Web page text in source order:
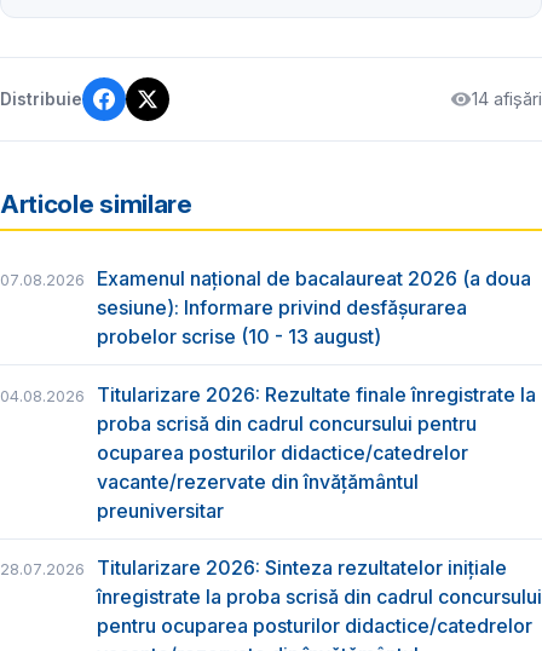
Distribuie 14 afișări
Articole similare
07.08.2026
Examenul național de bacalaureat 2026 (a doua
sesiune): Informare privind desfășurarea
probelor scrise (10 - 13 august)
04.08.2026
Titularizare 2026: Rezultate finale înregistrate la
proba scrisă din cadrul concursului pentru
ocuparea posturilor didactice/catedrelor
vacante/rezervate din învăţământul
preuniversitar
28.07.2026
Titularizare 2026: Sinteza rezultatelor inițiale
înregistrate la proba scrisă din cadrul concursului
pentru ocuparea posturilor didactice/catedrelor